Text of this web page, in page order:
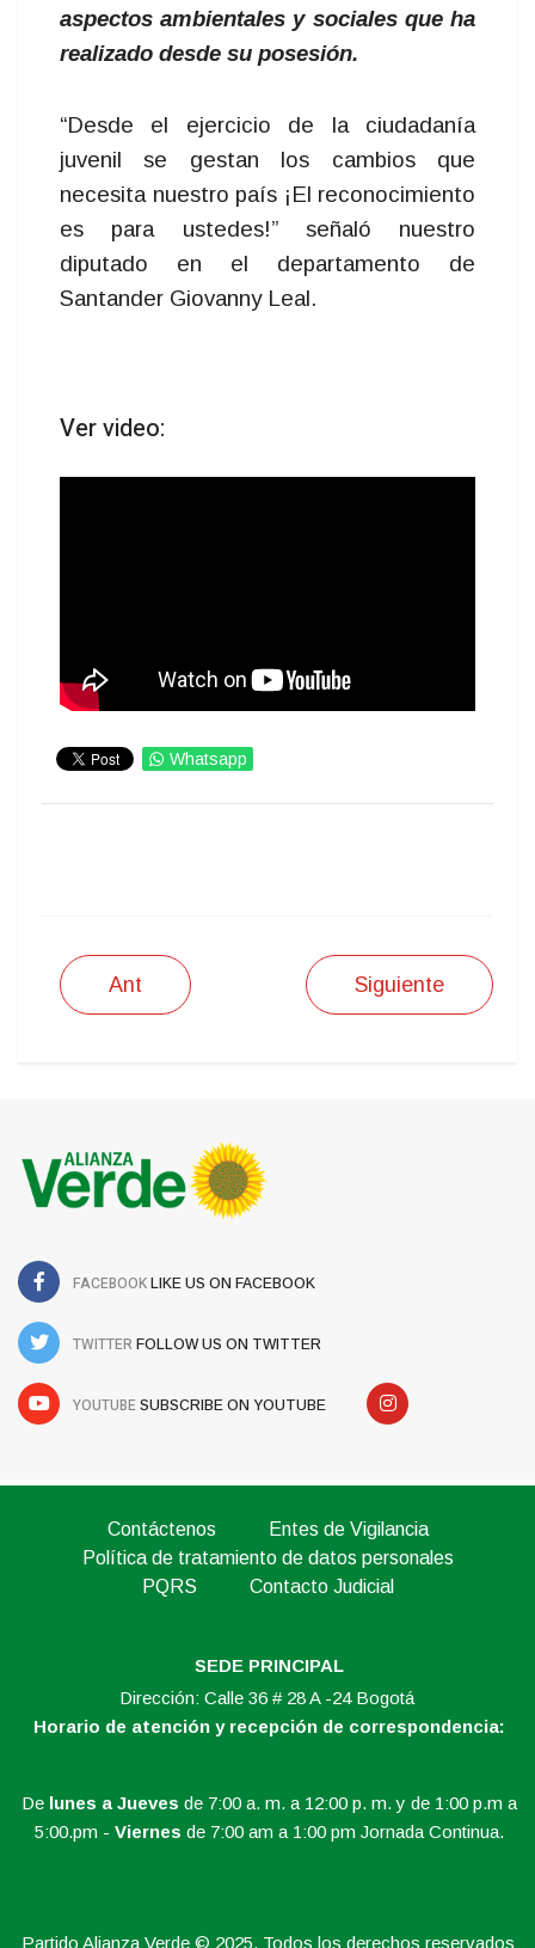
aspectos ambientales y sociales que ha
realizado desde su posesión.
“Desde el ejercicio de la ciudadanía
juvenil se gestan los cambios que
necesita nuestro país ¡El reconocimiento
es para ustedes!” señaló nuestro
diputado en el departamento de
Santander Giovanny Leal.
Ver video:
Whatsapp
Ant Siguiente
FACEBOOK LIKE US ON FACEBOOK
TWITTER FOLLOW US ON TWITTER
YOUTUBE SUBSCRIBE ON YOUTUBE
Contáctenos
Entes de Vigilancia
Política de tratamiento de datos personales
PQRS
Contacto Judicial
SEDE PRINCIPAL
Dirección: Calle 36 # 28 A -24 Bogotá
Horario de atención y recepción de correspondencia:
De lunes a Jueves de 7:00 a. m. a 12:00 p. m. y de 1:00 p.m a
5:00.pm - Viernes de 7:00 am a 1:00 pm Jornada Continua.
Partido Alianza Verde © 2025. Todos los derechos reservados